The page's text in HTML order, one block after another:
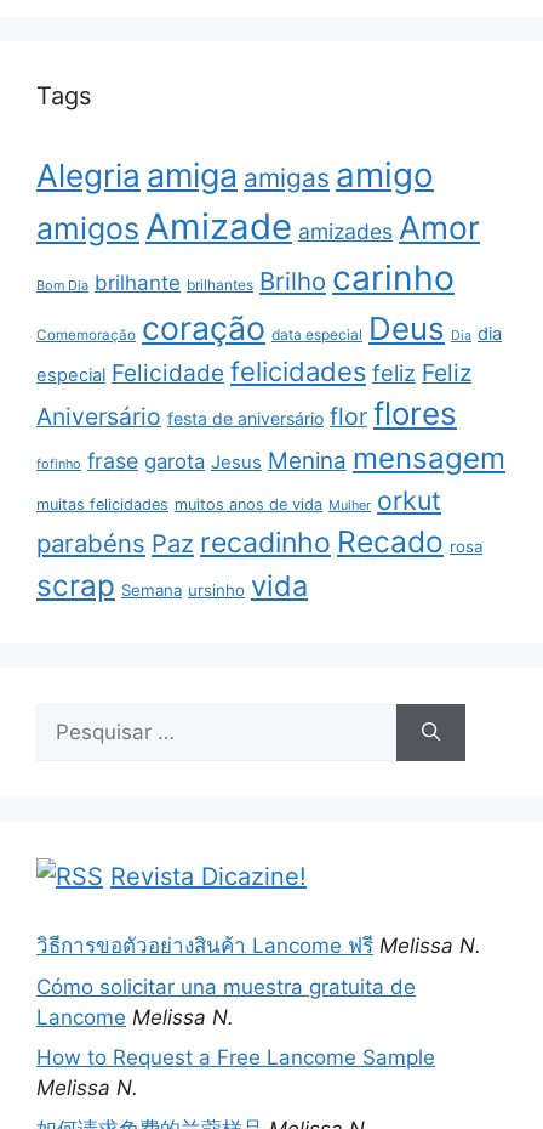
Tags
Alegria amiga amigas amigo
amigos Amizade amizades Amor
Bom Dia brilhante brilhantes Brilho carinho
Comemoração coração data especial Deus Dia dia
especial Felicidade felicidades feliz Feliz
Aniversário festa de aniversário flor flores
fofinho frase garota Jesus Menina mensagem
muitas felicidades muitos anos de vida Mulher orkut
parabéns Paz recadinho Recado rosa
scrap Semana ursinho vida
Pesquisar
Revista Dicazine!
วิธีการขอตัวอย่างสินค้า Lancome ฟรี Melissa N.
Cómo solicitar una muestra gratuita de
Lancome Melissa N.
How to Request a Free Lancome Sample
Melissa N.